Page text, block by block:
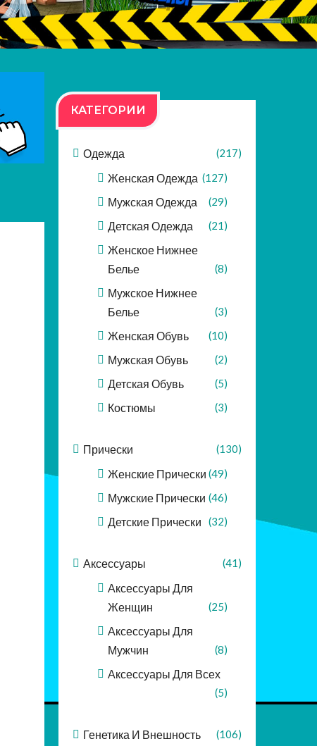
КАТЕГОРИИ
Одежда (217)
Женская Одежда (127)
Мужская Одежда (29)
Детская Одежда (21)
Женское Нижнее
Белье
(8)
Мужское Нижнее
Белье
(3)
Женская Обувь (10)
Мужская Обувь (2)
Детская Обувь (5)
Костюмы (3)
Прически (130)
Женские Прически (49)
Мужские Прически (46)
Детские Прически (32)
Аксессуары (41)
Аксессуары Для
Женщин
(25)
Аксессуары Для
Мужчин
(8)
Аксессуары Для Всех
(5)
Генетика И Внешность (106)